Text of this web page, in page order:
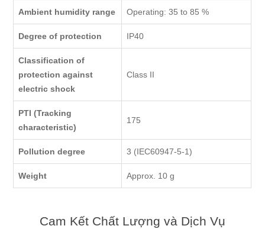
Ambient humidity range Operating: 35 to 85 %
Degree of protection IP40
Classification of
protection against
electric shock
Class II
PTI (Tracking
characteristic)
175
Pollution degree 3 (IEC60947-5-1)
Weight Approx. 10 g
Cam Kết Chất Lượng và Dịch Vụ